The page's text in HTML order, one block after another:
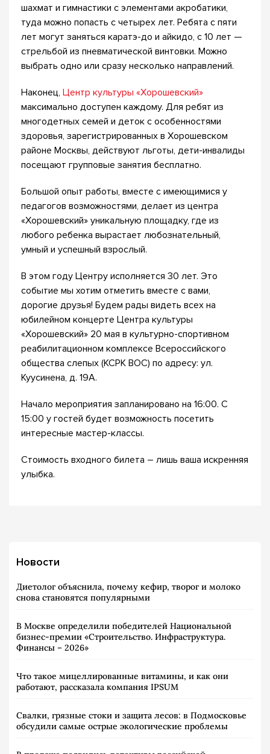
шахмат и гимнастики с элементами акробатики,
туда можно попасть с четырех лет. Ребята с пяти
лет могут заняться каратэ-до и айкидо, с 10 лет —
стрельбой из пневматической винтовки. Можно
выбрать одно или сразу несколько направлений.
Наконец, Центр культуры «Хорошевский»
максимально доступен каждому. Для ребят из
многодетных семей и деток с особенностями
здоровья, зарегистрированных в Хорошевском
районе Москвы, действуют льготы, дети-инвалиды
посещают групповые занятия бесплатно.
Большой опыт работы, вместе с имеющимися у
педагогов возможностями, делает из центра
«Хорошевский» уникальную площадку, где из
любого ребенка вырастает любознательный,
умный и успешный взрослый.
В этом году Центру исполняется 30 лет. Это
событие мы хотим отметить вместе с вами,
дорогие друзья! Будем рады видеть всех на
юбилейном концерте Центра культуры
«Хорошевский» 20 мая в культурно-спортивном
реабилитационном комплексе Всероссийского
общества слепых (КСРК ВОС) по адресу: ул.
Куусинена, д. 19А.
Начало мероприятия запланировано на 16:00. С
15:00 у гостей будет возможность посетить
интересные мастер-классы.
Стоимость входного билета – лишь ваша искренняя
улыбка.
Новости
Диетолог объяснила, почему кефир, творог и молоко
снова становятся популярными
В Москве определили победителей Национальной
бизнес-премии «Строительство. Инфраструктура.
Финансы – 2026»
Что такое мицеллированные витамины, и как они
работают, рассказала компания IPSUM
Свалки, грязные стоки и защита лесов: в Подмосковье
обсудили самые острые экологические проблемы